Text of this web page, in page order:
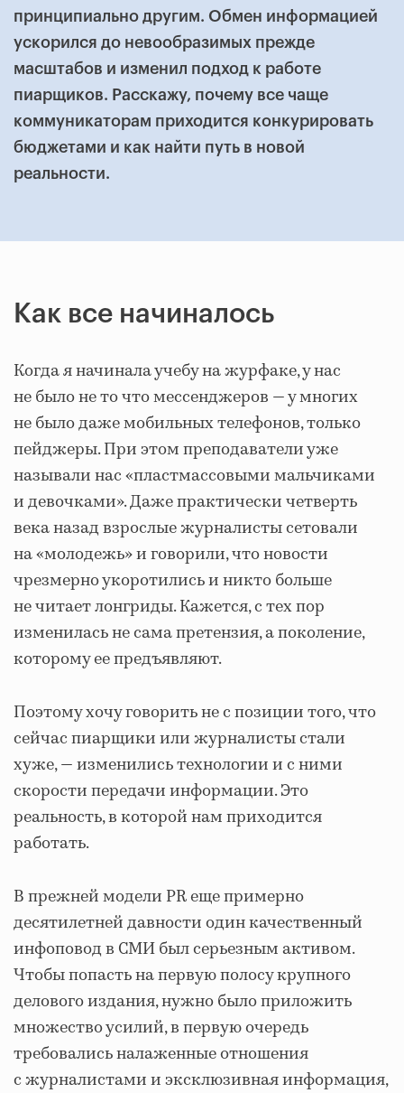
принципиально другим. Обмен информацией
ускорился до невообразимых прежде
масштабов и изменил подход к работе
пиарщиков. Расскажу, почему все чаще
коммуникаторам приходится конкурировать
бюджетами и как найти путь в новой
реальности.
Как все начиналось
Когда я начинала учебу на журфаке, у нас
не было не то что мессенджеров — у многих
не было даже мобильных телефонов, только
пейджеры. При этом преподаватели уже
называли нас «пластмассовыми мальчиками
и девочками». Даже практически четверть
века назад взрослые журналисты сетовали
на «молодежь» и говорили, что новости
чрезмерно укоротились и никто больше
не читает лонгриды. Кажется, с тех пор
изменилась не сама претензия, а поколение,
которому ее предъявляют.
Поэтому хочу говорить не с позиции того, что
сейчас пиарщики или журналисты стали
хуже, — изменились технологии и с ними
скорости передачи информации. Это
реальность, в которой нам приходится
работать.
В прежней модели PR еще примерно
десятилетней давности один качественный
инфоповод в СМИ был серьезным активом.
Чтобы попасть на первую полосу крупного
делового издания, нужно было приложить
множество усилий, в первую очередь
требовались налаженные отношения
с журналистами и эксклюзивная информация,